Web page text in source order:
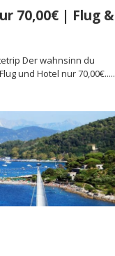
70,00€ | Flug &
Der wahnsinn du
und Hotel nur 70,00€.....